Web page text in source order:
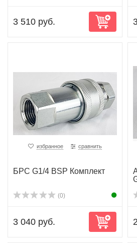
3 510 руб.
избранное сравнить
БРС G1/4 BSP Комплект
(0)
3 040 руб.